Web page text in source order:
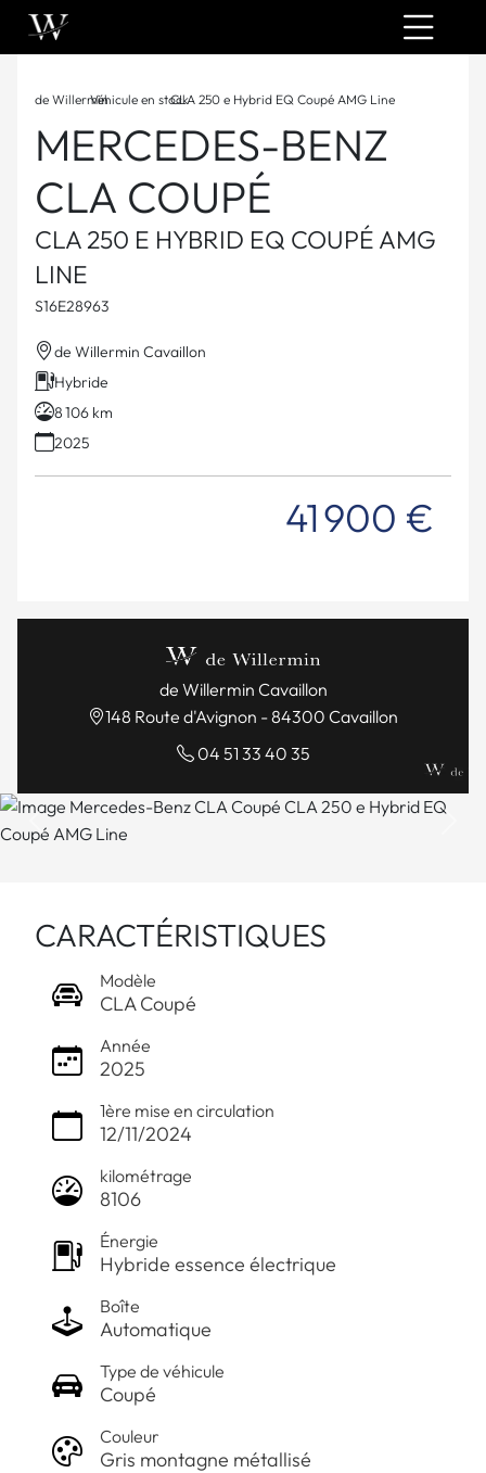
de Willermin
›
Véhicule en stock
›
CLA 250 e Hybrid EQ Coupé AMG Line
MERCEDES-BENZ
CLA COUPÉ
CLA 250 E HYBRID EQ COUPÉ AMG
LINE
S16E28963
de Willermin Cavaillon
Hybride
8 106 km
2025
41 900 €
de Willermin Cavaillon
148 Route d'Avignon - 84300 Cavaillon
04 51 33 40 35
Previous
CARACTÉRISTIQUES
Modèle
CLA Coupé
Année
2025
1ère mise en circulation
12/11/2024
kilométrage
8106
Énergie
Hybride essence électrique
Boîte
Automatique
Type de véhicule
Coupé
Couleur
Gris montagne métallisé